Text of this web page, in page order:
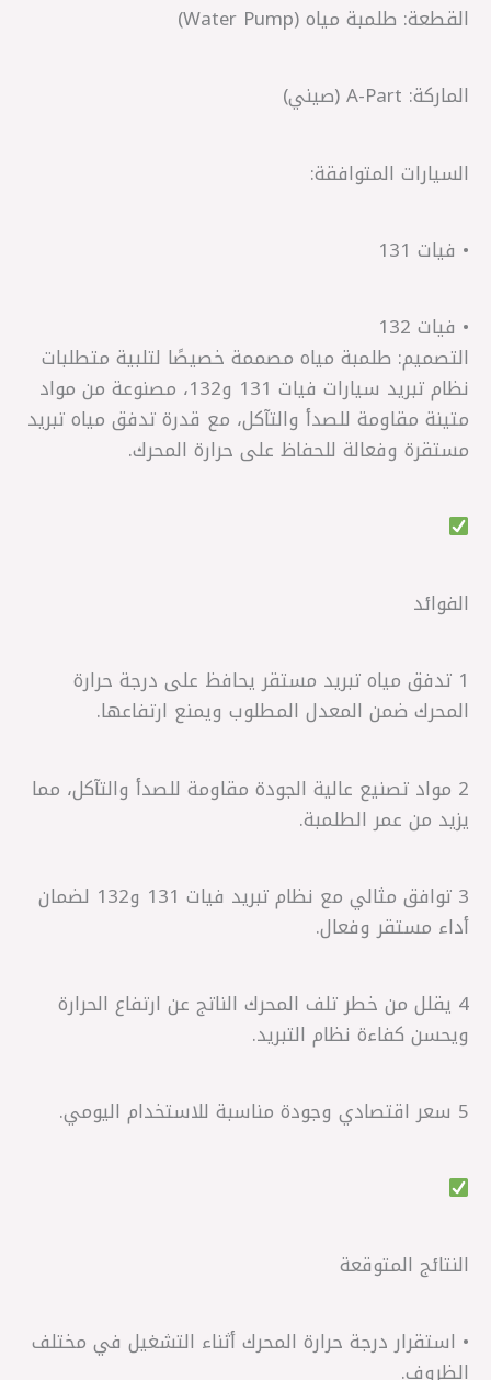
القطعة: طلمبة مياه (Water Pump)
الماركة: A-Part (صيني)
السيارات المتوافقة:
• فيات 131
• فيات 132
التصميم: طلمبة مياه مصممة خصيصًا لتلبية متطلبات
نظام تبريد سيارات فيات 131 و132، مصنوعة من مواد
متينة مقاومة للصدأ والتآكل، مع قدرة تدفق مياه تبريد
مستقرة وفعالة للحفاظ على حرارة المحرك.
الفوائد
1 تدفق مياه تبريد مستقر يحافظ على درجة حرارة
المحرك ضمن المعدل المطلوب ويمنع ارتفاعها.
2 مواد تصنيع عالية الجودة مقاومة للصدأ والتآكل، مما
يزيد من عمر الطلمبة.
3 توافق مثالي مع نظام تبريد فيات 131 و132 لضمان
أداء مستقر وفعال.
4 يقلل من خطر تلف المحرك الناتج عن ارتفاع الحرارة
ويحسن كفاءة نظام التبريد.
5 سعر اقتصادي وجودة مناسبة للاستخدام اليومي.
النتائج المتوقعة
• استقرار درجة حرارة المحرك أثناء التشغيل في مختلف
الظروف.